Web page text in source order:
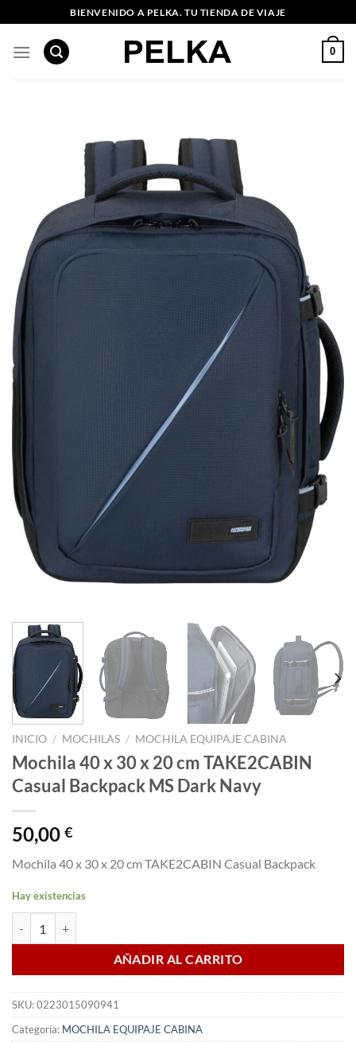
al
contenido
BIENVENIDO A PELKA. TU TIENDA DE VIAJE
0
INICIO / MOCHILAS / MOCHILA EQUIPAJE CABINA
Mochila 40 x 30 x 20 cm TAKE2CABIN
Casual Backpack MS Dark Navy
50,00 €
Mochila 40 x 30 x 20 cm TAKE2CABIN Casual Backpack
Hay existencias
AÑADIR AL CARRITO
SKU:0223015090941
Categoría: MOCHILA EQUIPAJE CABINA